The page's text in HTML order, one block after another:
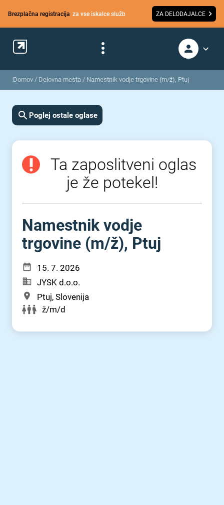
Brezplačna registracija za vse iskalce služb ZA DELODAJALCE
Domov / Delovna mesta / Namestnik vodje trgovine (m/ž), Ptuj
Poglej ostale oglase
Ta zaposlitveni oglas
je že potekel!
Namestnik vodje
trgovine (m⁠/⁠ž), Ptuj
15. 7. 2026
JYSK d.o.o.
Ptuj, Slovenija
ž/m/d